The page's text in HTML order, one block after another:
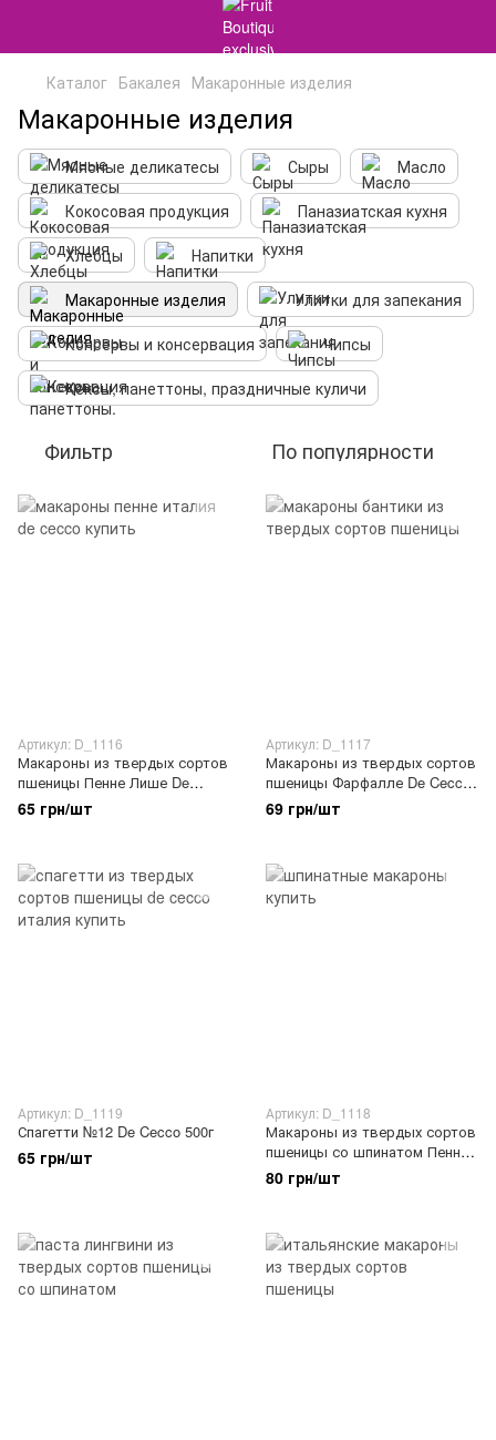
Каталог Бакалея Макаронные изделия
Макаронные изделия
Мясные деликатесы Сыры
Масло
Кокосовая продукция
Паназиатская кухня
Хлебцы
Напитки
Макаронные изделия
Улитки для запекания
Консервы и консервация
Чипсы
Кексы, панеттоны, праздничные куличи
Фильтр По популярности
Артикул: D_1116
Макароны из твердых сортов
пшеницы Пенне Лише De
Cecco 500г
65 грн/шт
Артикул: D_1117
Макароны из твердых сортов
пшеницы Фарфалле De Cecco
500г
69 грн/шт
Артикул: D_1119
Спагетти №12 De Cecco 500г
65 грн/шт
Артикул: D_1118
Макароны из твердых сортов
пшеницы со шпинатом Пенне
Ригате De Cecco 500г
80 грн/шт